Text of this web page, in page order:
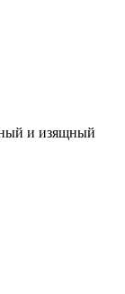
и изящный